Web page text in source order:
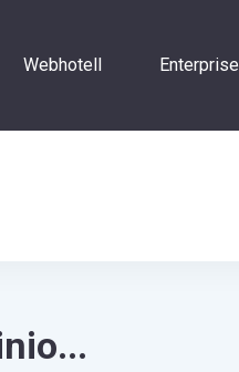
Webhotell Enterprise